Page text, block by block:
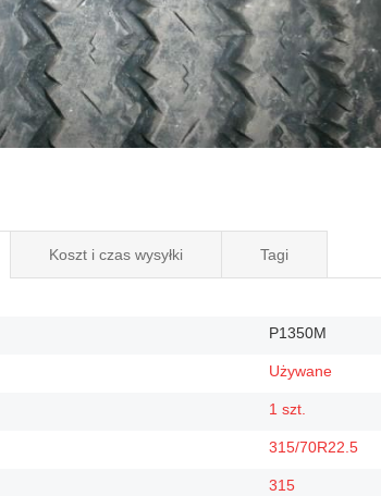
P1350M
Używane
1 szt.
315/70R22.5
315
Koszt i czas wysyłki Tagi